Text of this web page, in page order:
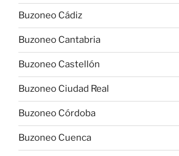
Buzoneo Cádiz
Buzoneo Cantabria
Buzoneo Castellón
Buzoneo Ciudad Real
Buzoneo Córdoba
Buzoneo Cuenca